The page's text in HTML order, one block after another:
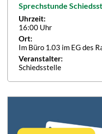
Sprechstunde
Uhrzeit:
16:00 Uhr
Ort:
Im Büro 1.03 im EG des
Veranstalter:
Schiedsstelle